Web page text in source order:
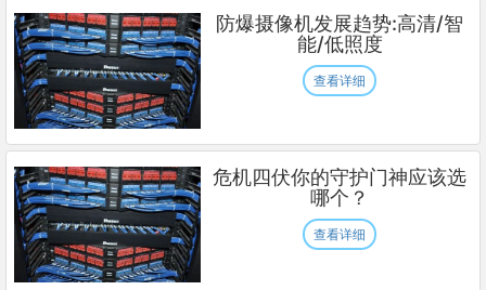
防爆摄像机发展趋势:高清/智
能/低照度
查看详细
危机四伏你的守护门神应该选
哪个？
查看详细